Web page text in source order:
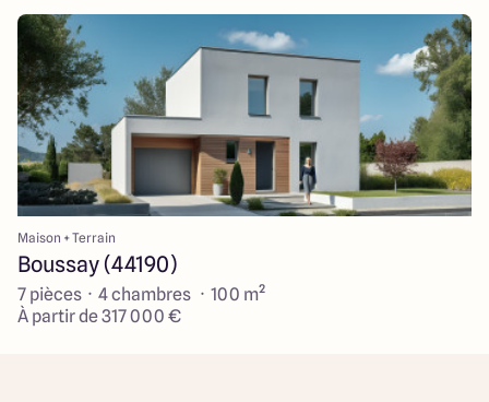
Maison + Terrain
Boussay (44190)
7 pièces · 4 chambres · 100 m²
À partir de 317 000 €